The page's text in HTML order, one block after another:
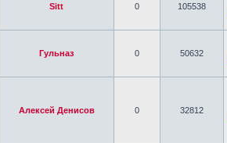
Sitt 0 105538
Гульназ 0 50632
Алексей Денисов 0 32812